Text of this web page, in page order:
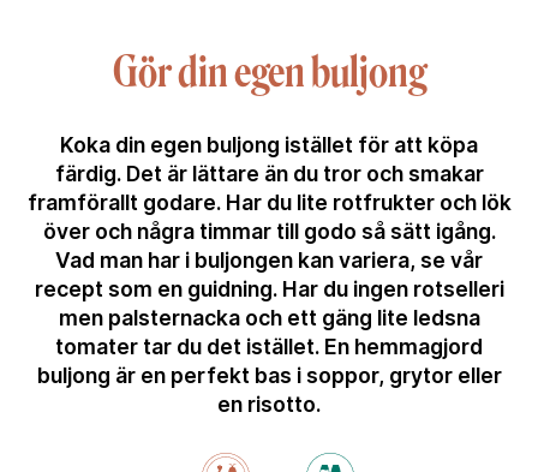
Gör din egen buljong
Koka din egen buljong istället för att köpa
färdig. Det är lättare än du tror och smakar
framförallt godare. Har du lite rotfrukter och lök
över och några timmar till godo så sätt igång.
Vad man har i buljongen kan variera, se vår
recept som en guidning. Har du ingen rotselleri
men palsternacka och ett gäng lite ledsna
tomater tar du det istället. En hemmagjord
buljong är en perfekt bas i soppor, grytor eller
en risotto.